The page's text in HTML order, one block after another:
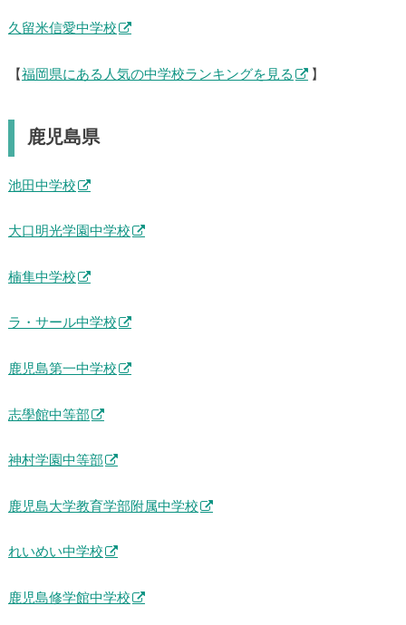
久留米信愛中学校
【 福岡県にある人気の中学校ランキングを見る 】
鹿児島県
池田中学校
大口明光学園中学校
楠隼中学校
ラ・サール中学校
鹿児島第一中学校
志學館中等部
神村学園中等部
鹿児島大学教育学部附属中学校
れいめい中学校
鹿児島修学館中学校